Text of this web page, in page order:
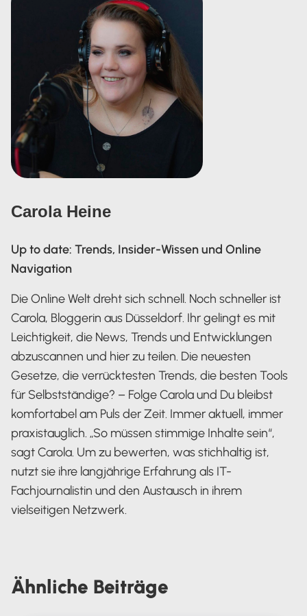
Carola Heine
Up to date: Trends, Insider-Wissen und Online
Navigation
Die Online Welt dreht sich schnell. Noch schneller ist
Carola, Bloggerin aus Düsseldorf. Ihr gelingt es mit
Leichtigkeit, die News, Trends und Entwicklungen
abzuscannen und hier zu teilen. Die neuesten
Gesetze, die verrücktesten Trends, die besten Tools
für Selbstständige? – Folge Carola und Du bleibst
komfortabel am Puls der Zeit. Immer aktuell, immer
praxistauglich. „So müssen stimmige Inhalte sein“,
sagt Carola. Um zu bewerten, was stichhaltig ist,
nutzt sie ihre langjährige Erfahrung als IT-
Fachjournalistin und den Austausch in ihrem
vielseitigen Netzwerk.
Ähnliche Beiträge